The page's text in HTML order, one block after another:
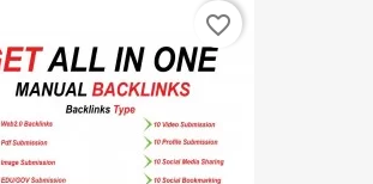
favorite_border